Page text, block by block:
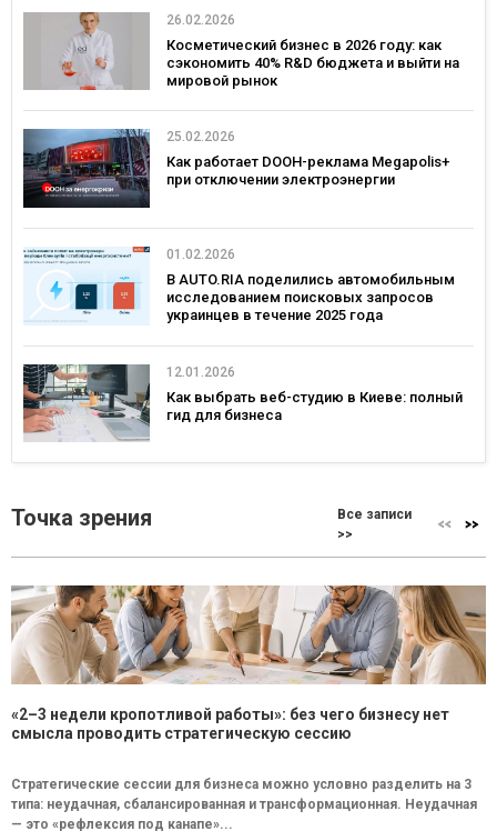
26.02.2026
Косметический бизнес в 2026 году: как
сэкономить 40% R&D бюджета и выйти на
мировой рынок
25.02.2026
Как работает DOOH-реклама Megapolis+
при отключении электроэнергии
01.02.2026
В AUTO.RIA поделились автомобильным
исследованием поисковых запросов
украинцев в течение 2025 года
12.01.2026
Как выбрать веб-студию в Киеве: полный
гид для бизнеса
Точка зрения
Все записи
>>
«2–3 недели кропотливой работы»: без чего бизнесу нет
смысла проводить стратегическую сессию
Стратегические сессии для бизнеса можно условно разделить на 3
типа: неудачная, сбалансированная и трансформационная. Неудачная
— это «рефлексия под канапе»...